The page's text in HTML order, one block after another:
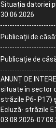
Situația datoriei
30.06.2026
Publicații de
Publicație de
ANUNȚ DE
situate în sector
străzile P6- P17)
Ecluză- străzile
03.08.2026-